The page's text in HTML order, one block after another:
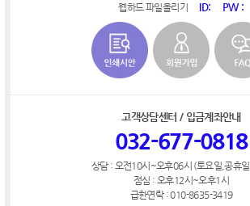
웹하드 파일올리기 ID: PW :
고객상담센터 / 입금계좌안내
032-677-0818
상담 : 오전10시~오후06시 (토요일,공휴
점심 : 오후12시~오후1시
급한연락 : 010-8635-3419